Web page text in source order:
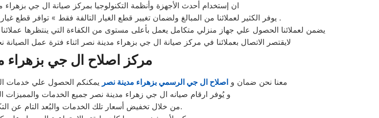
ان إستخدام أحدث الأجهزة وأنظمة التكنولوجيا بمركز صيانة ال جي بزهراء
يوفر الكثير لعملائنا من المبالغ ولضمان تغيير قطع الغيار التالفة فقط » توافر قطع .
يضمن لعملائنا الحصول علي جهاز منزلي متكامل يعمل بأعلى مستوى من الكفاءة التي ينتظرها
لايقتصر الاتصال بعملائنا في مركز صيانة ال جي بزهراء مدينة نصر اثناء فترة عمل الصيانة
مركز اصلاح ال جي بزهراء
معنا نحن ضمان و اصلاح ال جي الرسمي بزهراء مدينة نصر يمكنكم الحصول علي خدمات
و يُوفر ارقام صيانه ال جي زهراء مدينة نصر جميع الخدمات والمميزات
من خلال تخفيض أسعار تلك الخدمات والبُعد التام عن التكاليف المالية باهظة الثمن.